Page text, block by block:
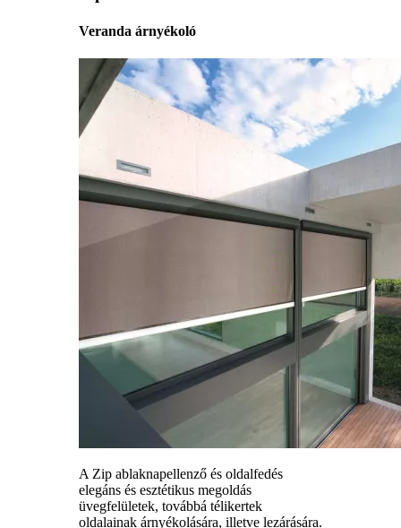
Veranda árnyékoló
A Zip ablaknapellenző és oldalfedés
elegáns és esztétikus megoldás
üvegfelületek, továbbá télikertek
oldalainak árnyékolására, illetve lezárására.